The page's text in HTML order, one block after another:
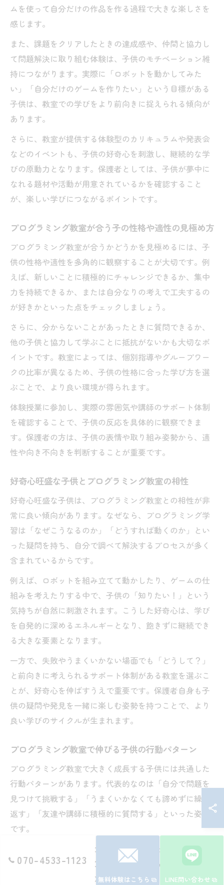
ムを使って自分だけの作品を作る過程で大きな楽しさを
感じます。
また、課題をクリアしたときの達成感や、仲間と協力し
て問題解決に取り組む体験は、子供のモチベーション維
持につながります。実際に「ロボットを動かしてみた
い」「自分だけのゲームを作りたい」という目標がある
子供は、教室での学びをより前向きに捉えられる傾向が
あります。
さらに、教室が提供する体験型のカリキュラムや発表会
などのイベントも、子供の好奇心を刺激し、継続的な学
びの原動力となります。保護者としては、子供が夢中に
なれる題材や活動が用意されているかを確認すること
が、楽しい学びにつながるポイントです。
プログラミング教室が合う子の性格や適性の見極め方
プログラミング教室が合うかどうかを見極めるには、子
供の性格や適性を多角的に観察することが大切です。例
えば、新しいことに積極的にチャレンジできるか、集中
力を持続できるか、または自分なりの考えで工夫するの
が好きかといった点をチェックしましょう。
さらに、分からないことがあったときに質問できるか、
他の子供と協力して学ぶことに抵抗がないかも大切なポ
イントです。教室によっては、個別指導やグループワー
クの比率が異なるため、子供の性格に合った学び方を選
ぶことで、より良い環境が得られます。
体験授業に参加し、実際の雰囲気や講師のサポート体制
を確認することで、子供の反応を具体的に観察できま
す。保護者の方は、子供の表情や取り組み姿勢から、適
性や向き不向きを判断することが重要です。
好奇心旺盛な子供とプログラミング教室の相性
好奇心旺盛な子供は、プログラミング教室との相性が非
常に良い傾向があります。なぜなら、プログラミング学
習は「なぜこうなるのか」「どうすれば動くのか」とい
った疑問を持ち、自分で調べて解決するプロセスが多く
含まれているからです。
例えば、ロボットを組み立てて動かしたり、ゲームの仕
組みを考えたりする中で、子供の「知りたい！」という
気持ちが自然に刺激されます。こうした好奇心は、学び
を自発的に深めるエネルギーとなり、飽きずに継続でき
る大きな要素となります。
一方で、失敗やうまくいかない場面でも「どうして？」
と前向きに考えられるサポート体制がある教室を選ぶこ
とが、好奇心を伸ばすうえで重要です。保護者自身も子
供の疑問や発見を一緒に楽しむ姿勢を持つことで、より
良い学びのサイクルが生まれます。
プログラミング教室で伸びる子供の行動パターン
プログラミング教室で大きく成長する子供には共通した
行動パターンがあります。代表的なのは「自分で問題を
見つけて挑戦する」「うまくいかなくても諦めずに繰り
返す」「友達や講師に積極的に質問する」といった姿勢
です。
例えば、エラーが出たときにすぐに答えを求めるのでは
なく、まず自分で考えてみる、調べてみるといった自主
性が身につくと、学びの幅が広がります。また、他の子
070-4533-1123
無料体験はこちら LINE問い合わせ